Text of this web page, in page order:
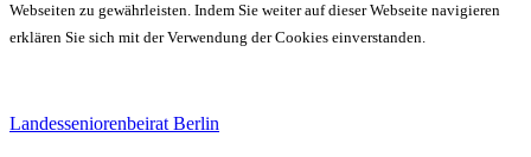
Webseiten zu gewährleisten. Indem Sie weiter auf dieser Webseite navigieren
erklären Sie sich mit der Verwendung der Cookies einverstanden.
Landesseniorenbeirat Berlin